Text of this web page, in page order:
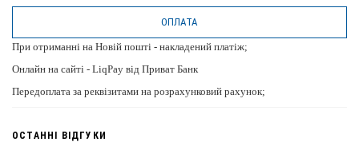
ОПЛАТА
При отриманні на Новій пошті - накладений платіж;
Онлайн на сайті - LiqPay від Приват Банк
Передоплата за реквізитами на розрахунковий рахунок;
ОСТАННІ ВІДГУКИ